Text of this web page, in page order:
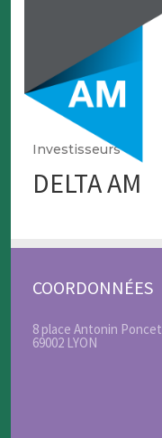
Investisseurs
DELTA AM
COORDONNÉES
8 place Antonin Poncet
69002 LYON